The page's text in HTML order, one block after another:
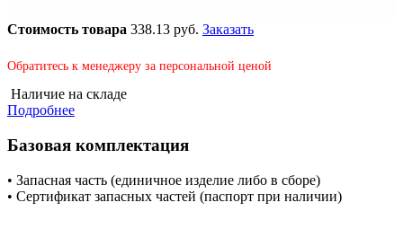
Стоимость товара 338.13 руб. Заказать
Обратитесь к менеджеру за персональной ценой
Наличие на складе
Подробнее
Базовая комплектация
• Запасная часть (единичное изделие либо в сборе)
• Сертификат запасных частей (паспорт при наличии)